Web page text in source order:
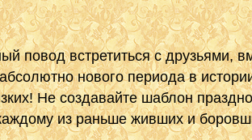
повод встретиться с друзьями,
нового периода в
Не создавайте шаблон
из раньше живших и